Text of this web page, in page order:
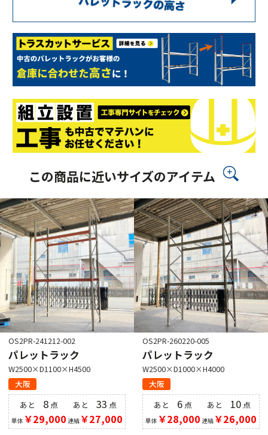
この商品に近いサイズのアイテム
OS2PR-241212-002
パレットラック
W2500×D1100×H4500
大阪
あと 8 点
単体 ￥29,000
あと33 点
連結￥27,000
OS2PR-260220-005
パレットラック
W2500×D1000×H4000
大阪
あと 6 点
単体 ￥28,000
あと 10 点
連結￥26,000